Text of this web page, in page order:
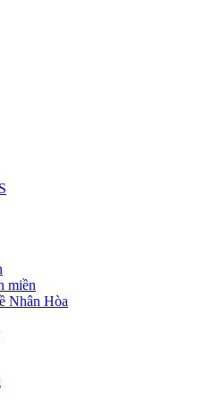
miền
Nhân Hòa